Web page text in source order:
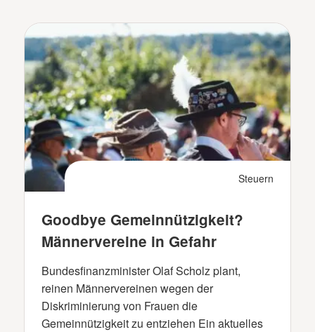
Steuern
Goodbye Gemeinnützigkeit?
Männervereine in Gefahr
Bundesfinanzminister Olaf Scholz plant,
reinen Männervereinen wegen der
Diskriminierung von Frauen die
Gemeinnützigkeit zu entziehen Ein aktuelles